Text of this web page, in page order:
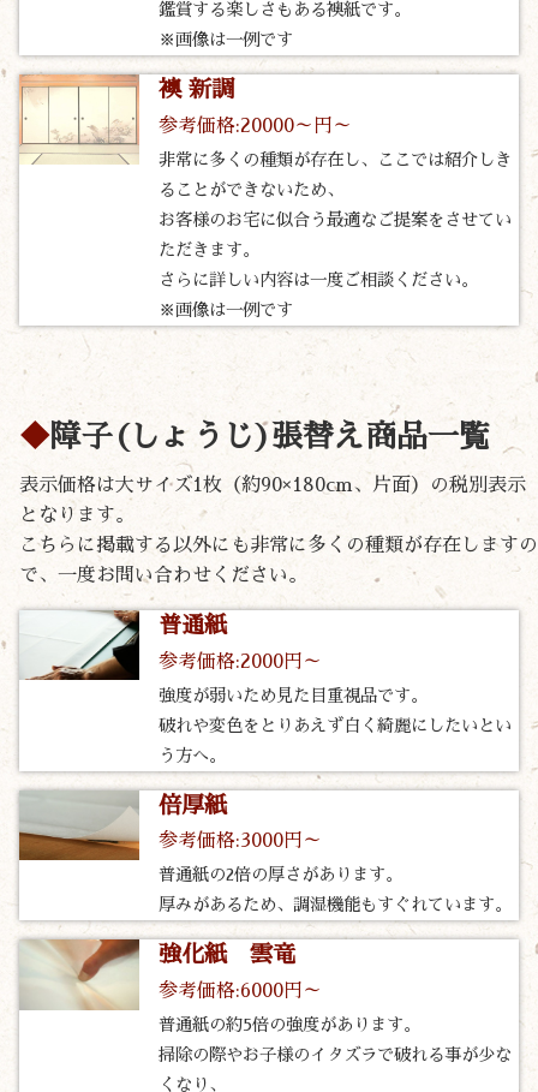
鑑賞する楽しさもある襖紙です。
※画像は一例です
襖 新調
参考価格:20000～円～
非常に多くの種類が存在し、ここでは紹介しき
ることができないため、
お客様のお宅に似合う最適なご提案をさせてい
ただきます。
さらに詳しい内容は一度ご相談ください。
※画像は一例です
障子(しょうじ)張替え商品一覧
表示価格は大サイズ1枚（約90×180cm、片面）の税別表示
となります。
こちらに掲載する以外にも非常に多くの種類が存在しますの
で、一度お問い合わせください。
普通紙
参考価格:2000円～
強度が弱いため見た目重視品です。
破れや変色をとりあえず白く綺麗にしたいとい
う方へ。
倍厚紙
参考価格:3000円～
普通紙の2倍の厚さがあります。
厚みがあるため、調湿機能もすぐれています。
強化紙 雲竜
参考価格:6000円～
普通紙の約5倍の強度があります。
掃除の際やお子様のイタズラで破れる事が少な
くなり、